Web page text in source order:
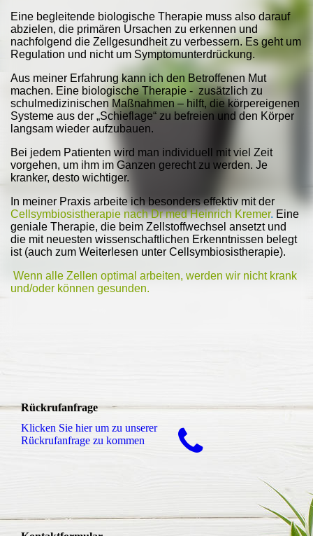
Eine begleitende biologische Therapie muss also darauf
abzielen, die primären Ursachen zu erkennen und
nachfolgend die Zellgesundheit zu verbessern. Es geht um
Regulation und nicht um Symptomunterdrückung.
Aus meiner Erfahrung kann ich den Betroffenen Mut
machen. Eine biologische Therapie - zusätzlich zu
schulmedizinischen Maßnahmen – hilft, die körpereigenen
Systeme aus der „Schieflage“ zu befreien und den Körper
langsam wieder aufzubauen.
Bei jedem Patienten wird man individuell mit viel Zeit
vorgehen, um ihm im Ganzen gerecht zu werden. Je
kranker, desto wichtiger.
In meiner Praxis arbeite ich besonders effektiv mit der
Cellsymbiosistherapie nach Dr med Heinrich Kremer. Eine
geniale Therapie, die beim Zellstoffwechsel ansetzt und
die mit neuesten wissenschaftlichen Erkenntnissen belegt
ist (auch zum Weiterlesen unter Cellsymbiosistherapie).
Wenn alle Zellen optimal arbeiten, werden wir nicht krank
und/oder können gesunden.
Rückrufanfrage
Klicken Sie hier um zu unserer
Rückrufanfrage zu kommen